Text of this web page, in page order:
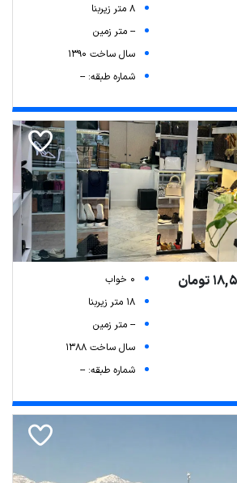
8 متر زیربنا
-- متر زمین
سال ساخت 1390
شماره طبقه: --
0 خواب
18 متر زیربنا
-- متر زمین
سال ساخت 1388
شماره طبقه: --